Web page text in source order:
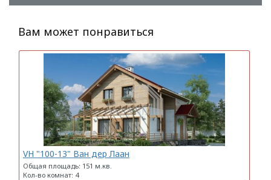
Вам может понравиться
VH "100-13" Ван дер Лаан
Общая площадь: 151 м.кв.
Кол-во комнат: 4